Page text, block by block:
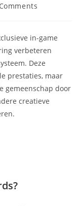
in-game
verbeteren
Deze
prestaties, maar
gemeenschap door
creatieve